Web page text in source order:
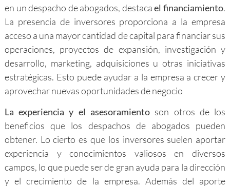
en un despacho de abogados, destacael financiamiento.
La presencia de inversores proporciona a la empresa
acceso a una mayor cantidad de capital para financiar sus
operaciones, proyectos de expansión, investigación y
desarrollo, marketing, adquisiciones u otras iniciativas
estratégicas. Esto puede ayudar a la empresa a crecer y
aprovechar nuevas oportunidades de negocio
La experiencia y el asesoramiento son otros de los
beneficios que los despachos de abogados pueden
obtener. Lo cierto es que los inversores suelen aportar
experiencia y conocimientos valiosos en diversos
campos, lo que puede ser de gran ayuda para la dirección
y el crecimiento de la empresa. Además del aporte